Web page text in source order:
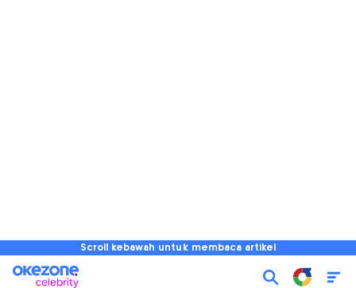
Scroll kebawah untuk membaca artikel